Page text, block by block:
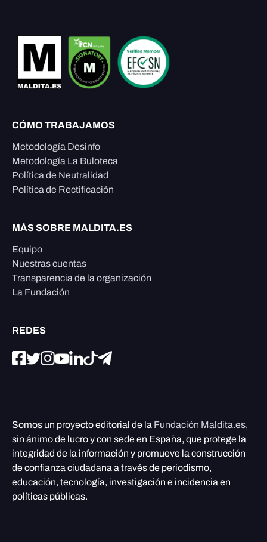
CÓMO TRABAJAMOS
Metodología Desinfo
Metodología La Buloteca
Política de Neutralidad
Política de Rectificación
MÁS SOBRE MALDITA.ES
Equipo
Nuestras cuentas
Transparencia de la organización
La Fundación
REDES
Somos un proyecto editorial de la Fundación Maldita.es,
sin ánimo de lucro y con sede en España, que protege la
integridad de la información y promueve la construcción
de confianza ciudadana a través de periodismo,
educación, tecnología, investigación e incidencia en
políticas públicas.